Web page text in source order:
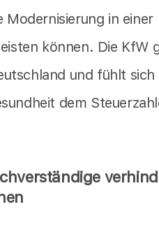
Modernisierung in einer
können. Die KfW
und fühlt sich
dem